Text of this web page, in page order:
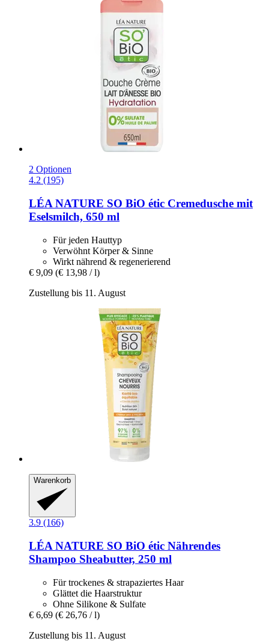
2 Optionen
4.2 (195)
LÉA NATURE SO BiO étic Cremedusche mit
Eselsmilch, 650 ml
Für jeden Hauttyp
Verwöhnt Körper & Sinne
Wirkt nährend & regenerierend
€ 9,09 (€ 13,98 / l)
Zustellung bis 11. August
Warenkorb
3.9 (166)
LÉA NATURE SO BiO étic Nährendes
Shampoo Sheabutter, 250 ml
Für trockenes & strapaziertes Haar
Glättet die Haarstruktur
Ohne Silikone & Sulfate
€ 6,69 (€ 26,76 / l)
Zustellung bis 11. August